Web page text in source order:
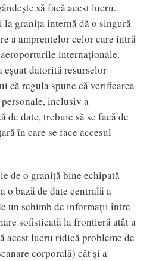
să facă acest lucru.
granița internă dă o singură
a amprentelor celor care intră
internaționale.
datorită resurselor
că regula spune că verificarea
inclusiv a
de date, trebuie să se facă de
în care se face accesul
de o graniță bine echipată
o bază de date centrală a
un schimb de informații între
sofisticată la frontieră atât a
acest lucru ridică probleme de
corporală) cât și a